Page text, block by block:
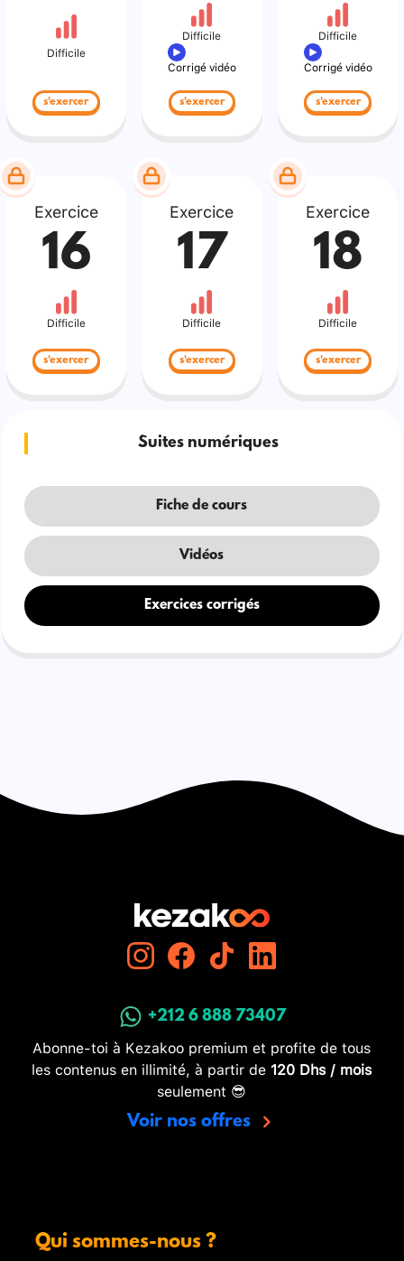
Difficile
s'exercer
Difficile
Corrigé vidéo
s'exercer
Difficile
Corrigé vidéo
s'exercer
Exercice
16
Difficile
s'exercer
Exercice
17
Difficile
s'exercer
Exercice
18
Difficile
s'exercer
Suites numériques
Fiche de cours
Vidéos
Exercices corrigés
+212 6 888 73407
Abonne-toi à Kezakoo premium et profite de tous
les contenus en illimité, à partir de 120 Dhs / mois
seulement 😎
Voir nos offres
Qui sommes-nous ?